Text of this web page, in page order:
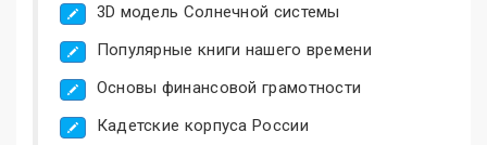
3D модель Солнечной системы
Популярные книги нашего времени
Основы финансовой грамотности
Кадетские корпуса России